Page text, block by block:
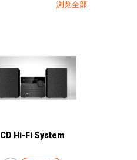
浏览全部
CD Hi-Fi System